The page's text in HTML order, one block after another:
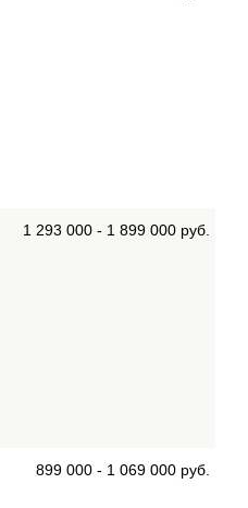
1 293 000 - 1 899 000 руб.
899 000 - 1 069 000 руб.